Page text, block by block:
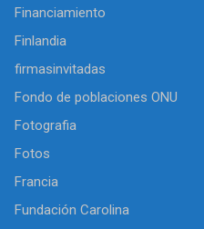
Financiamiento
Finlandia
firmasinvitadas
Fondo de poblaciones ONU
Fotografia
Fotos
Francia
Fundación Carolina